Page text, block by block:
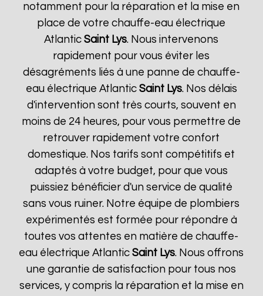
notamment pour la réparation et la mise en
place de votre chauffe-eau électrique
AtlanticSaint Lys. Nous intervenons
rapidement pour vous éviter les
désagréments liés à une panne de chauffe-
eau électrique Atlantic Saint Lys. Nos délais
d'intervention sont très courts, souvent en
moins de 24 heures, pour vous permettre de
retrouver rapidement votre confort
domestique. Nos tarifs sont compétitifs et
adaptés à votre budget, pour que vous
puissiez bénéficier d'un service de qualité
sans vous ruiner. Notre équipe de plombiers
expérimentés est formée pour répondre à
toutes vos attentes en matière de chauffe-
eau électrique AtlanticSaint Lys. Nous offrons
une garantie de satisfaction pour tous nos
services, y compris la réparation et la mise en